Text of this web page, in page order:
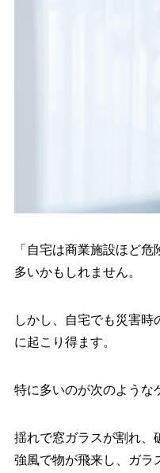
「自宅は商業施設ほど
多いかもしれません。
しかし、自宅でも災害時
に起こり得ます。
特に多いのが次のような
揺れで窓ガラスが割れ、
強風で物が飛来し、ガラ